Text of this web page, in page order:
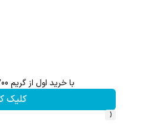
با خرید اول از گریم 200 سوت هدیه بگیر
کلیک کن!
‹